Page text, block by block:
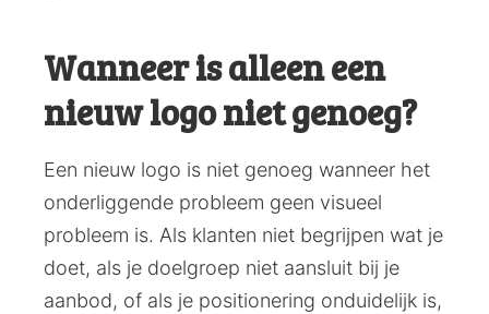
Wanneer is alleen een
nieuw logo niet genoeg?
Een nieuw logo is niet genoeg wanneer het
onderliggende probleem geen visueel
probleem is. Als klanten niet begrijpen wat je
doet, als je doelgroep niet aansluit bij je
aanbod, of als je positionering onduidelijk is,